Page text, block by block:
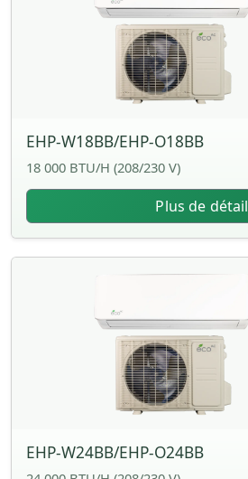
EHP-W18BB/EHP-O18BB
18 000 BTU/H (208/230 V)
Plus de détail
EHP-W24BB/EHP-O24BB